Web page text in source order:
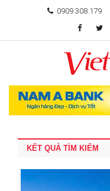
0909.308.179
TÂM ĐIỂM ĐẦU TƯ
TÀI CHÍNH
GIẢI TRÍ & CÔNG NGHỆ
KẾT QUẢ TÌM KIẾM